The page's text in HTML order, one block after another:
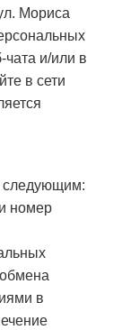
Мориса
и/или в
в сети
следующим:
номер
в